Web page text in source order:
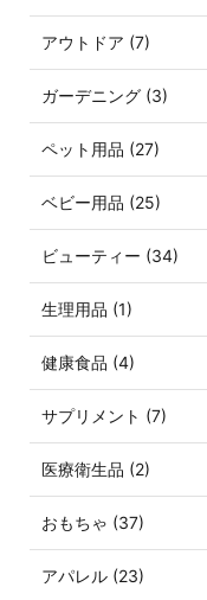
アウトドア (7)
ガーデニング (3)
ペット用品 (27)
ベビー用品 (25)
ビューティー (34)
生理用品 (1)
健康食品 (4)
サプリメント (7)
医療衛生品 (2)
おもちゃ (37)
アパレル (23)